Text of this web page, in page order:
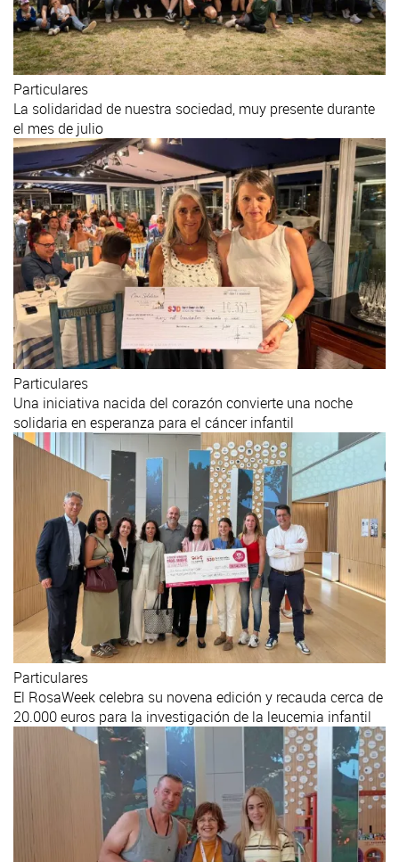
Particulares
La solidaridad de nuestra sociedad, muy presente durante
el mes de julio
Particulares
Una iniciativa nacida del corazón convierte una noche
solidaria en esperanza para el cáncer infantil
Particulares
El RosaWeek celebra su novena edición y recauda cerca de
20.000 euros para la investigación de la leucemia infantil